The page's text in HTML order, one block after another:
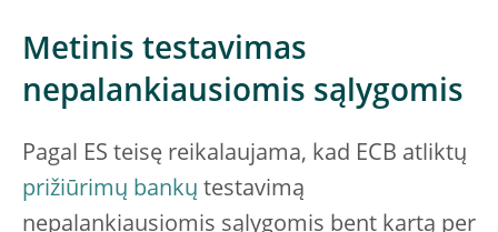
Metinis testavimas
nepalankiausiomis sąlygomis
Pagal ES teisę reikalaujama, kad ECB atliktų
prižiūrimų bankų testavimą
nepalankiausiomis sąlygomis bent kartą per